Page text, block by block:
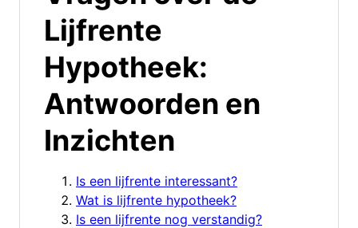
Lijfrente
Hypotheek:
Antwoorden en
Inzichten
Is een lijfrente interessant?
Wat is lijfrente hypotheek?
Is een lijfrente nog verstandig?